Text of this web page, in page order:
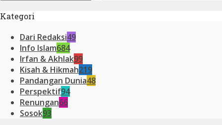
Kategori
Dari Redaksi49
Info Islam684
Irfan & Akhlak99
Kisah & Hikmah219
Pandangan Dunia48
Perspektif94
Renungan66
Sosok93